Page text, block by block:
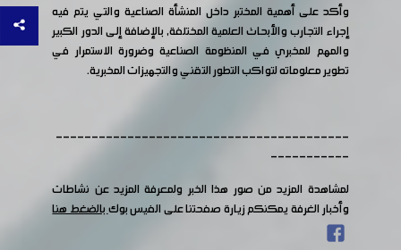
وأكد على أهمية المختبر داخل المنشأة الصناعية والتي يتم فيه
إجراء التجارب والأبحاث العلمية المختلفة, بالإضافة إلى الدور الكبير
والمهم للمخبري في المنظومة الصناعية وضرورة الاستمرار في
تطوير معلوماته لتواكب التطور التقني والتجهيزات المخبرية.
-----------------------------------------
-----------
لمشاهدة المزيد من صور هذا الخبر ولمعرفة المزيد عن نشاطات
وأخبار الغرفة يمكنكم زيارة صفحتنا على الفيس بوكبالضغط هنا